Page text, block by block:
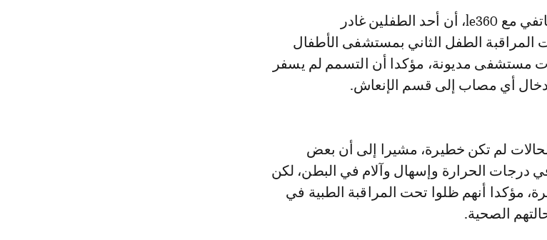
وذكر المتحدث ذاته، في اتصال هاتفي مع le360، أن أحد الطفلين غادر
الطفل الثاني بمستشفى الأطفال
مستشفى مديونة، مؤكدا أن التسمم لم يسفر
أي مصاب إلى قسم الإنعاش.
لم تكن خطيرة، مشيرا إلى أن بعض
درجات الحرارة وإسهال وآلام في البطن، لكن
مؤكدا أنهم ظلوا تحت المراقبة الطبية في
الصحية.